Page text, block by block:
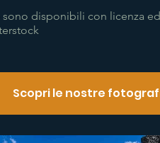
remota: fiordi,
disponibili con licenza
Scopri le nostre